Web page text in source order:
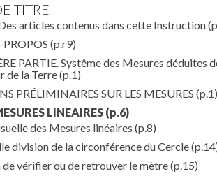
TITRE
articles contenus dans cette Instruction
(p.r9)
PARTIE. Systême des Mesures déduites
de la Terre(p.1)
PRÉLIMINAIRES SUR LES MESURES (p.1)
LINEAIRES (p.6)
des Mesures linéaires (p.8)
division de la circonférence du Cercle
vérifier ou de retrouver le mètre(p.15)